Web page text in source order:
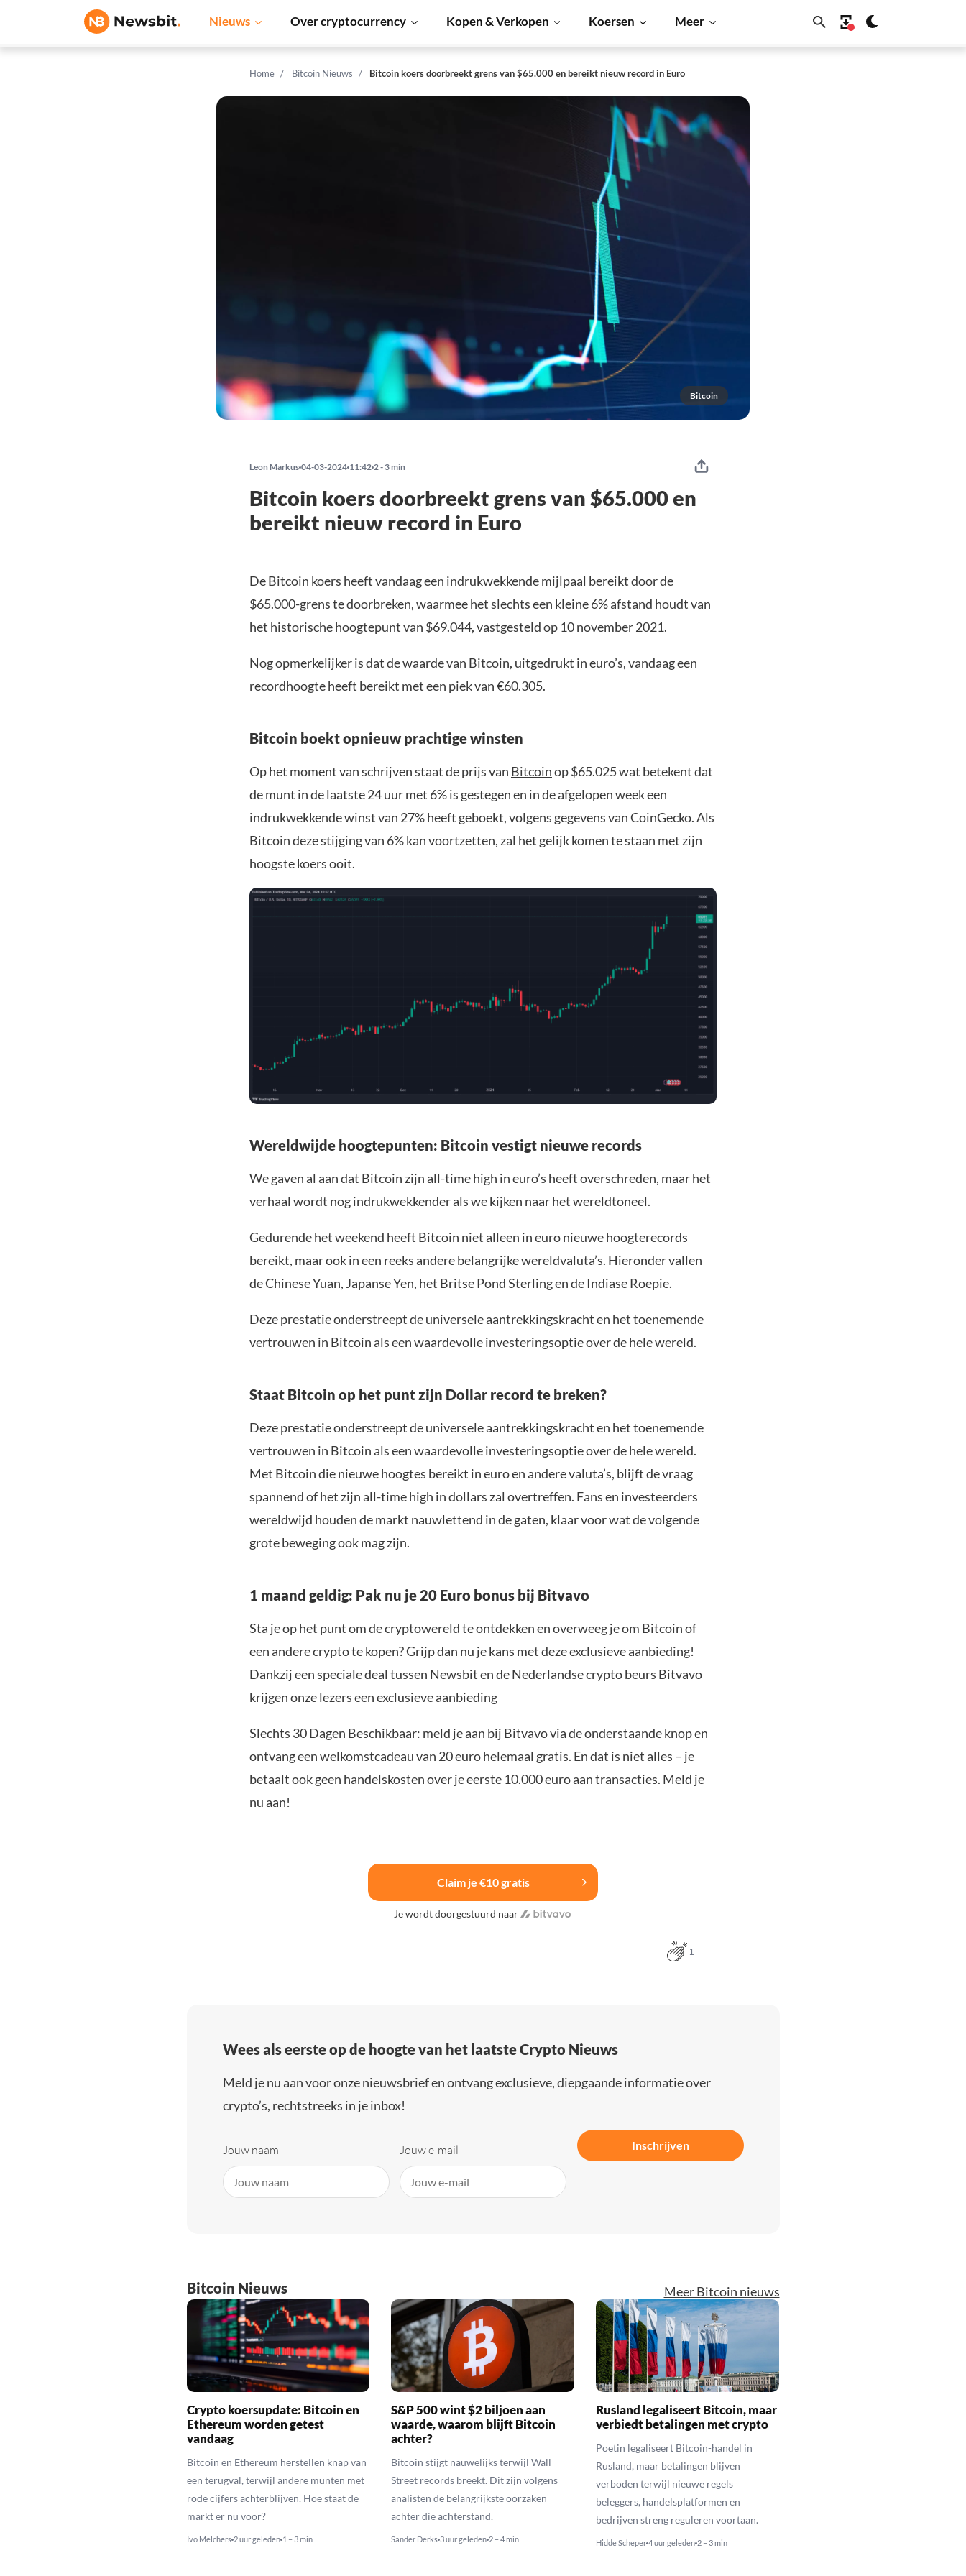
Nieuws Over cryptocurrency Kopen & Verkopen Koersen Meer
Home Bitcoin Nieuws Bitcoin koers doorbreekt grens van $65.000 en bereikt nieuw record in Euro
Bitcoin
Leon Markus 04-03-2024 11:42 2 - 3 min
Bitcoin koers doorbreekt grens van $65.000 en
bereikt nieuw record in Euro
De Bitcoin koers heeft vandaag een indrukwekkende mijlpaal bereikt door de
$65.000-grens te doorbreken, waarmee het slechts een kleine 6% afstand houdt van
het historische hoogtepunt van $69.044, vastgesteld op 10 november 2021.
Nog opmerkelijker is dat de waarde van Bitcoin, uitgedrukt in euro’s, vandaag een
recordhoogte heeft bereikt met een piek van €60.305.
Bitcoin boekt opnieuw prachtige winsten
Op het moment van schrijven staat de prijs van Bitcoinop $65.025 wat betekent dat
de munt in de laatste 24 uur met 6% is gestegen en in de afgelopen week een
indrukwekkende winst van 27% heeft geboekt, volgens gegevens van CoinGecko. Als
Bitcoin deze stijging van 6% kan voortzetten, zal het gelijk komen te staan met zijn
hoogste koers ooit.
Wereldwijde hoogtepunten: Bitcoin vestigt nieuwe records
We gaven al aan dat Bitcoin zijn all-time high in euro’s heeft overschreden, maar het
verhaal wordt nog indrukwekkender als we kijken naar het wereldtoneel.
Gedurende het weekend heeft Bitcoin niet alleen in euro nieuwe hoogterecords
bereikt, maar ook in een reeks andere belangrijke wereldvaluta’s. Hieronder vallen
de Chinese Yuan, Japanse Yen, het Britse Pond Sterling en de Indiase Roepie.
Deze prestatie onderstreept de universele aantrekkingskracht en het toenemende
vertrouwen in Bitcoin als een waardevolle investeringsoptie over de hele wereld.
Staat Bitcoin op het punt zijn Dollar record te breken?
Deze prestatie onderstreept de universele aantrekkingskracht en het toenemende
vertrouwen in Bitcoin als een waardevolle investeringsoptie over de hele wereld.
Met Bitcoin die nieuwe hoogtes bereikt in euro en andere valuta’s, blijft de vraag
spannend of het zijn all-time high in dollars zal overtreffen. Fans en investeerders
wereldwijd houden de markt nauwlettend in de gaten, klaar voor wat de volgende
grote beweging ook mag zijn.
1 maand geldig: Pak nu je 20 Euro bonus bij Bitvavo
Sta je op het punt om de cryptowereld te ontdekken en overweeg je om Bitcoin of
een andere crypto te kopen? Grijp dan nu je kans met deze exclusieve aanbieding!
Dankzij een speciale deal tussen Newsbit en de Nederlandse crypto beurs Bitvavo
krijgen onze lezers een exclusieve aanbieding
Slechts 30 Dagen Beschikbaar: meld je aan bij Bitvavo via de onderstaande knop en
ontvang een welkomstcadeau van 20 euro helemaal gratis. En dat is niet alles – je
betaalt ook geen handelskosten over je eerste 10.000 euro aan transacties. Meld je
nu aan!
Claim je €10 gratis
Je wordt doorgestuurd naar
1
Wees als eerste op de hoogte van het laatste Crypto Nieuws
Meld je nu aan voor onze nieuwsbrief en ontvang exclusieve, diepgaande informatie over
crypto’s, rechtstreeks in je inbox!
Jouw naam Jouw e-mail Inschrijven
Bitcoin Nieuws Meer Bitcoin nieuws
Crypto koersupdate: Bitcoin en
Ethereum worden getest
vandaag
Bitcoin en Ethereum herstellen knap van
een terugval, terwijl andere munten met
rode cijfers achterblijven. Hoe staat de
markt er nu voor?
Ivo Melchers 2 uur geleden 1 – 3 min
S&P 500 wint $2 biljoen aan
waarde, waarom blijft Bitcoin
achter?
Bitcoin stijgt nauwelijks terwijl Wall
Street records breekt. Dit zijn volgens
analisten de belangrijkste oorzaken
achter die achterstand.
Sander Derks 3 uur geleden 2 – 4 min
Rusland legaliseert Bitcoin, maar
verbiedt betalingen met crypto
Poetin legaliseert Bitcoin-handel in
Rusland, maar betalingen blijven
verboden terwijl nieuwe regels
beleggers, handelsplatformen en
bedrijven streng reguleren voortaan.
Hidde Scheper 4 uur geleden 2 – 3 min